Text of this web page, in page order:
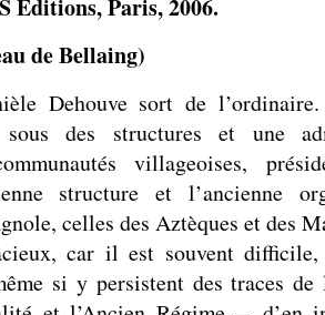
Éditions, Paris, 2006.
de Bellaing)
Dehouve sort de
sous des structures et une
villageoises,
structure et l’ancienne
celles des Aztèques et des
car il est souvent difficile,
si y persistent des traces de